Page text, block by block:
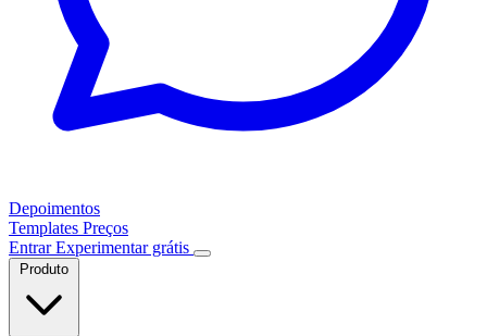
Depoimentos
Templates Preços
EntrarExperimentar grátis